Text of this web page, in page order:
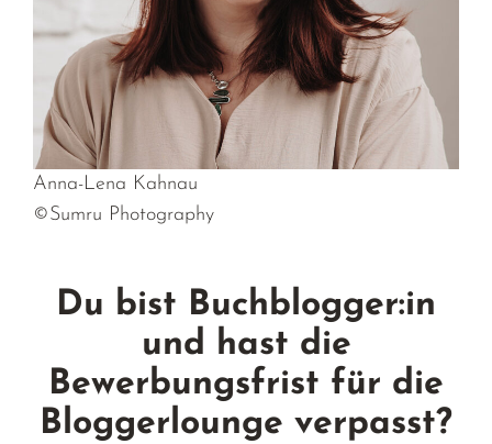
Anna-Lena Kahnau
©Sumru Photography
Du bist Buchblogger:in
und hast die
Bewerbungsfrist für die
Bloggerlounge verpasst?